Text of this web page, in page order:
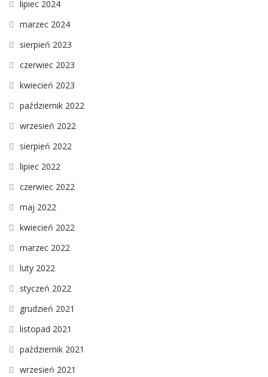
lipiec 2024
marzec 2024
sierpień 2023
czerwiec 2023
kwiecień 2023
październik 2022
wrzesień 2022
sierpień 2022
lipiec 2022
czerwiec 2022
maj 2022
kwiecień 2022
marzec 2022
luty 2022
styczeń 2022
grudzień 2021
listopad 2021
październik 2021
wrzesień 2021